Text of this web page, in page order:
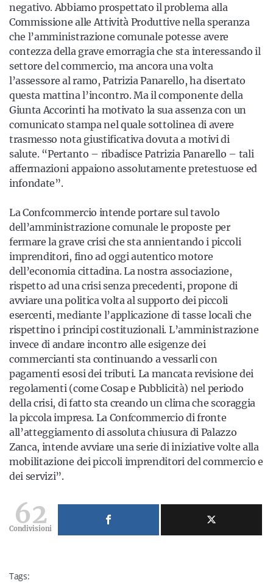
Iscriviti
negativo. Abbiamo prospettato il problema alla
Commissione alle Attività Produttive nella speranza
che l’amministrazione comunale potesse avere
contezza della grave emorragia che sta interessando il
settore del commercio, ma ancora una volta
l’assessore al ramo, Patrizia Panarello, ha disertato
questa mattina l’incontro. Ma il componente della
Giunta Accorinti ha motivato la sua assenza con un
comunicato stampa nel quale sottolinea di avere
trasmesso nota giustificativa dovuta a motivi di
salute. “Pertanto – ribadisce Patrizia Panarello – tali
affermazioni appaiono assolutamente pretestuose ed
infondate”.
La Confcommercio intende portare sul tavolo
dell’amministrazione comunale le proposte per
fermare la grave crisi che sta annientando i piccoli
imprenditori, fino ad oggi autentico motore
dell’economia cittadina. La nostra associazione,
rispetto ad una crisi senza precedenti, propone di
avviare una politica volta al supporto dei piccoli
esercenti, mediante l’applicazione di tasse locali che
rispettino i principi costituzionali. L’amministrazione
invece di andare incontro alle esigenze dei
commercianti sta continuando a vessarli con
pagamenti esosi dei tributi. La mancata revisione dei
regolamenti (come Cosap e Pubblicità) nel periodo
della crisi, di fatto sta creando un clima che scoraggia
la piccola impresa. La Confcommercio di fronte
all’atteggiamento di assoluta chiusura di Palazzo
Zanca, intende avviare una serie di iniziative volte alla
mobilitazione dei piccoli imprenditori del commercio e
dei servizi”.
62
Condivisioni
Tags: